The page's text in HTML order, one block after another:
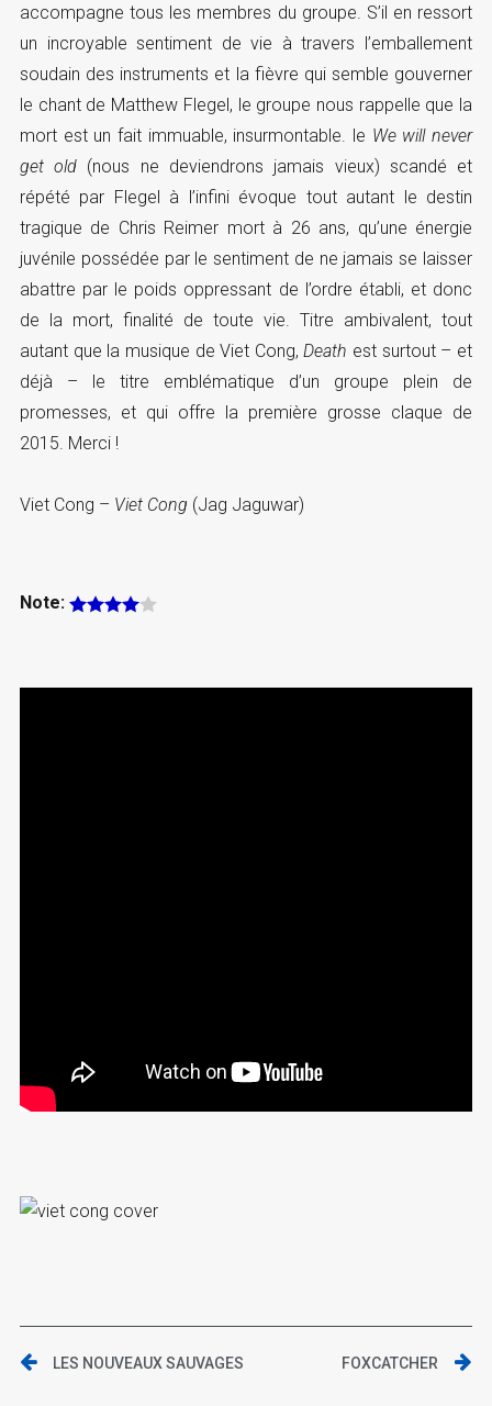
accompagne tous les membres du groupe. S’il en ressort
un incroyable sentiment de vie à travers l’emballement
soudain des instruments et la fièvre qui semble gouverner
le chant de Matthew Flegel, le groupe nous rappelle que la
mort est un fait immuable, insurmontable. le We will never
get old (nous ne deviendrons jamais vieux) scandé et
répété par Flegel à l’infini évoque tout autant le destin
tragique de Chris Reimer mort à 26 ans, qu’une énergie
juvénile possédée par le sentiment de ne jamais se laisser
abattre par le poids oppressant de l’ordre établi, et donc
de la mort, finalité de toute vie. Titre ambivalent, tout
autant que la musique de Viet Cong,Death est surtout – et
déjà – le titre emblématique d’un groupe plein de
promesses, et qui offre la première grosse claque de
2015. Merci !
Viet Cong – Viet Cong (Jag Jaguwar)
Note:
LES NOUVEAUX SAUVAGES FOXCATCHER